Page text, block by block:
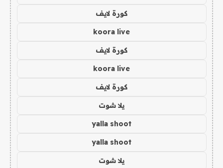
كورة لايف
koora live
كورة لايف
koora live
كورة لايف
يلا شوت
yalla shoot
yalla shoot
يلا شوت